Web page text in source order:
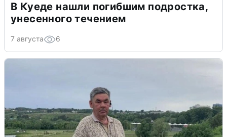
В Куеде нашли погибшим подростка,
унесенного течением
7 августа 6